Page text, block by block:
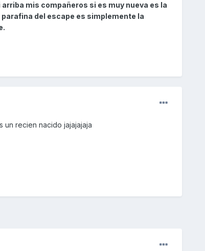
mis compañeros si es muy nueva es la
del escape es simplemente la
un recien nacido jajajajaja